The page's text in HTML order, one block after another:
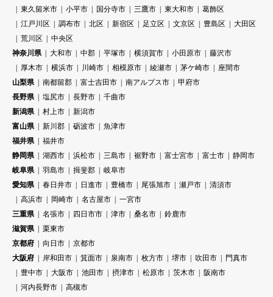
東久留米市
小平市 国分寺市 三鷹市 東大和市
葛飾区
江戸川区
調布市 北区 新宿区 足立区 文京区 豊島区
大田区
荒川区
中央区
神奈川県
大和市 中郡 平塚市 横須賀市 小田原市
藤沢市
厚木市
横浜市 川崎市 相模原市 綾瀬市 茅ケ崎市
座間市
山梨県
南都留郡 富士吉田市 南アルプス市
甲府市
長野県
塩尻市 長野市
千曲市
新潟県
村上市
新潟市
富山県
新川郡 砺波市
魚津市
福井県
福井市
静岡県
湖西市 浜松市 三島市 裾野市 富士宮市 富士市
静岡市
岐阜県
羽島市 揖斐郡
岐阜市
愛知県
春日井市 日進市 豊橋市 尾張旭市 瀬戸市
清須市
高浜市
岡崎市 名古屋市
一宮市
三重県
名張市 四日市市 津市 桑名市
鈴鹿市
滋賀県
栗東市
京都府
向日市
京都市
大阪府
岸和田市 箕面市 泉南市 枚方市 堺市 吹田市
門真市
豊中市
大阪市 池田市 摂津市 松原市 茨木市
阪南市
河内長野市
高槻市